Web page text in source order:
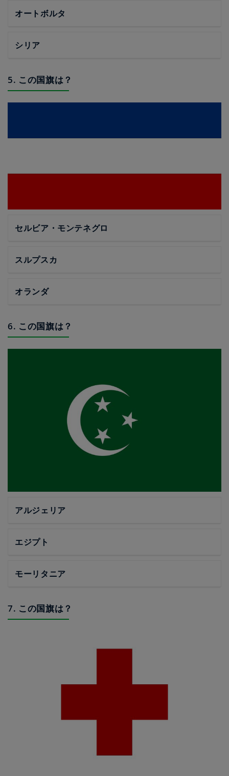
オートボルタ
シリア
5. この国旗は？
セルビア・モンテネグロ
スルプスカ
オランダ
6. この国旗は？
アルジェリア
エジプト
モーリタニア
7. この国旗は？